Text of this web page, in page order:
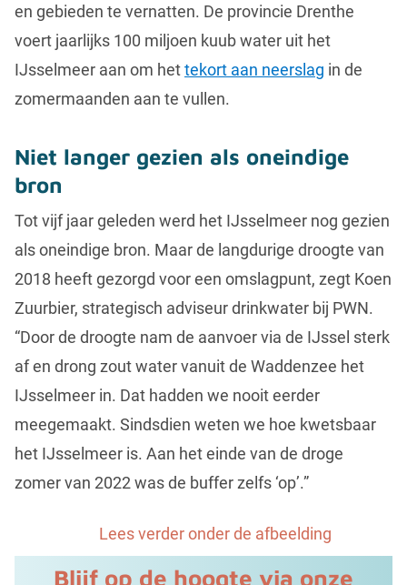
en gebieden te vernatten. De provincie Drenthe
voert jaarlijks 100 miljoen kuub water uit het
IJsselmeer aan om hettekort aan neerslag in de
zomermaanden aan te vullen.
Niet langer gezien als oneindige
bron
Tot vijf jaar geleden werd het IJsselmeer nog gezien
als oneindige bron. Maar de langdurige droogte van
2018 heeft gezorgd voor een omslagpunt, zegt Koen
Zuurbier, strategisch adviseur drinkwater bij PWN.
“Door de droogte nam de aanvoer via de IJssel sterk
af en drong zout water vanuit de Waddenzee het
IJsselmeer in. Dat hadden we nooit eerder
meegemaakt. Sindsdien weten we hoe kwetsbaar
het IJsselmeer is. Aan het einde van de droge
zomer van 2022 was de buffer zelfs ‘op’.”
Lees verder onder de afbeelding
Blijf op de hoogte via onze